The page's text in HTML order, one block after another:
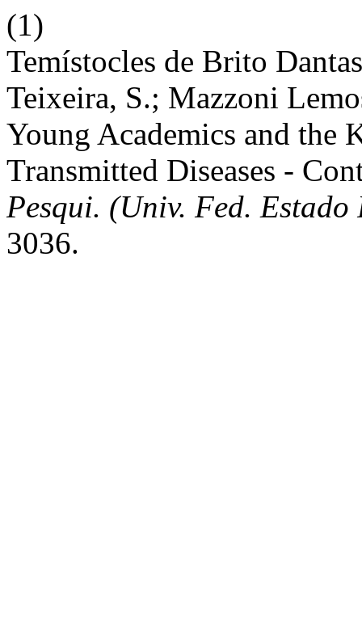
(1)
Temístocles de Brito
Teixeira, S.; Mazzoni
Young Academics and the
Transmitted Diseases -
Pesqui. (Univ. Fed.
3036.